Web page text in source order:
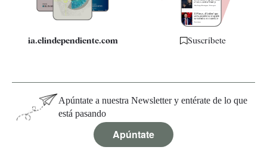
ia.elindependiente.com Suscríbete
Apúntate a nuestra Newsletter y entérate de lo que
está pasando
Apúntate